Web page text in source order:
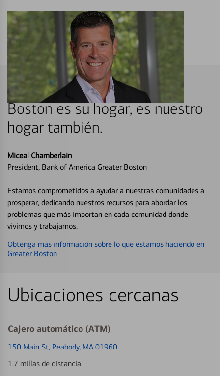
Boston es su hogar, es nuestro
hogar también.
Miceal Chamberlain
President, Bank of America Greater Boston
Estamos comprometidos a ayudar a nuestras comunidades a
prosperar, dedicando nuestros recursos para abordar los
problemas que más importan en cada comunidad donde
vivimos y trabajamos.
Obtenga más información sobre lo que estamos haciendo en
Greater Boston
Ubicaciones cercanas
Cajero automático (ATM)
150 Main St, Peabody, MA 01960
1.7 millas de distancia